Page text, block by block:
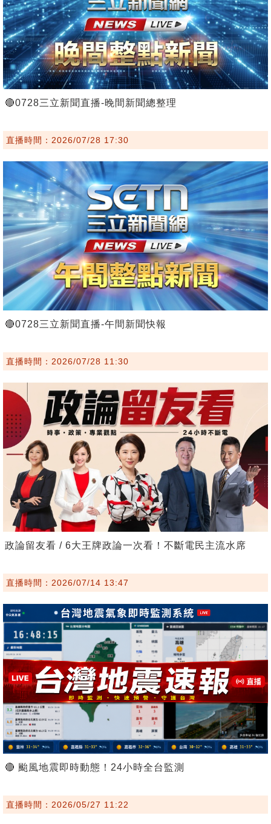
🔴0728三立新聞直播-晚間新聞總整理
直播時間：2026/07/28 17:30
🔴0728三立新聞直播-午間新聞快報
直播時間：2026/07/28 11:30
政論留友看 / 6大王牌政論一次看！不斷電民主流水席
直播時間：2026/07/14 13:47
🔴 颱風地震即時動態！24小時全台監測
直播時間：2026/05/27 11:22